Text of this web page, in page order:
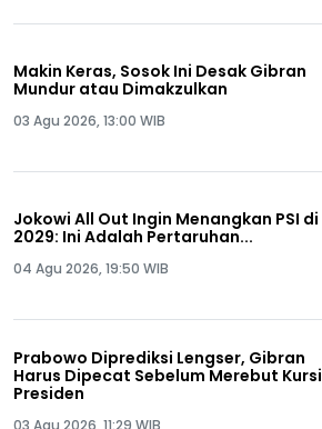
Makin Keras, Sosok Ini Desak Gibran
Mundur atau Dimakzulkan
03 Agu 2026, 13:00 WIB
Jokowi All Out Ingin Menangkan PSI di
2029: Ini Adalah Pertaruhan...
04 Agu 2026, 19:50 WIB
Prabowo Diprediksi Lengser, Gibran
Harus Dipecat Sebelum Merebut Kursi
Presiden
03 Agu 2026, 11:29 WIB